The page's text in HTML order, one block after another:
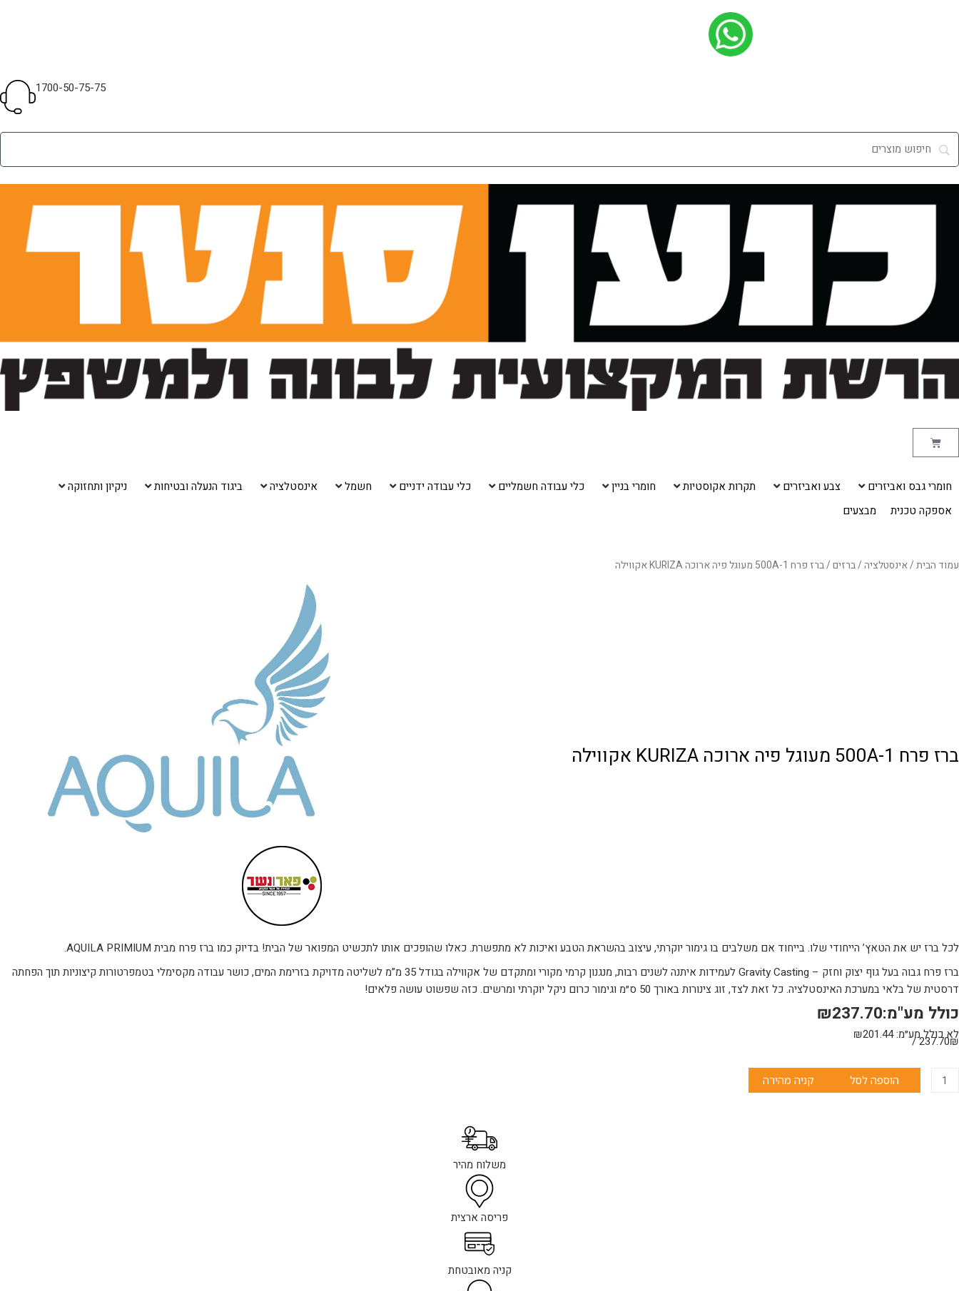
מידע מקצועיקבלנים
1700-50-75-75
עגלת
קניות
חומרי גבס ואביזרים צבע ואביזרים תקרות אקוסטיות חומרי בניין כלי עבודה חשמליים כלי עבודה ידניים חשמל אינסטלציה ביגוד הנעלה ובטיחות
ניקיון ותחזוקה
אספקה טכנית
מבצעים
עמוד הבית /אינסטלציה /ברזים / ברז פרח 500A-1 מעוגל פיה ארוכה KURIZA אקווילה
ברז פרח 500A-1 מעוגל פיה ארוכה KURIZA אקווילה
לכל ברז יש את הטאץ’ הייחודי שלו. בייחוד אם משלבים בו גימור יוקרתי, עיצוב בהשראת הטבע ואיכות לא מתפשרת. כאלו שהופכים אותו לתכשיט המפואר של הבית! בדיוק כמו ברז פרח מבית AQUILA PRIMIUM.
ברז פרח גבוה בעל גוף יצוק וחזק – Gravity Casting לעמידות איתנה לשנים רבות, מנגנון קרמי מקורי ומתקדם של אקווילה בגודל 35 מ”מ לשליטה מדויקת בזרימת המים, כושר עבודה מקסימלי בטמפרטורות קיצוניות תוך הפחתה
דרסטית של בלאי במערכת האינסטלציה. כל זאת לצד, זוג צינורות באורך 50 ס״מ וגימור כרום ניקל יוקרתי ומרשים. כזה שפשוט עושה פלאים!
₪237.70כולל מע"מ:
לא כולל מע״מ: ₪201.44 237.70₪ /
כמות
ברז
הוספה לסל קניה מהירה
משלוח מהיר
פריסה ארצית
קניה מאובטחת